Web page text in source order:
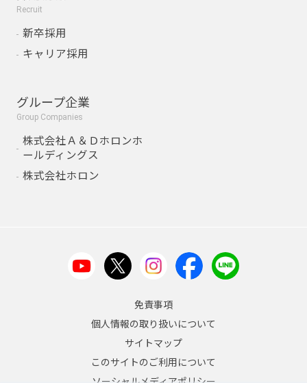
Recruit
新卒採用
キャリア採用
グループ企業
Group Companies
株式会社Ａ＆Ｄホロンホ
ールディングス
株式会社ホロン
免責事項
個人情報の取り扱いについて
サイトマップ
このサイトのご利用について